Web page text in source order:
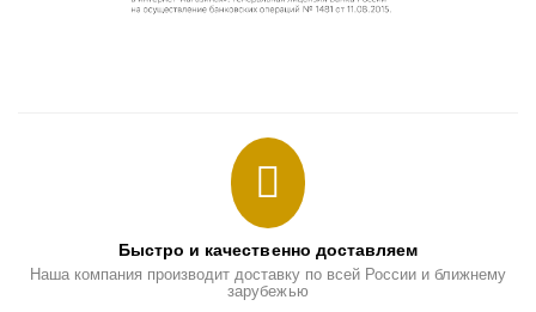
Быстро и качественно доставляем
Наша компания производит доставку по всей России и ближнему
зарубежью